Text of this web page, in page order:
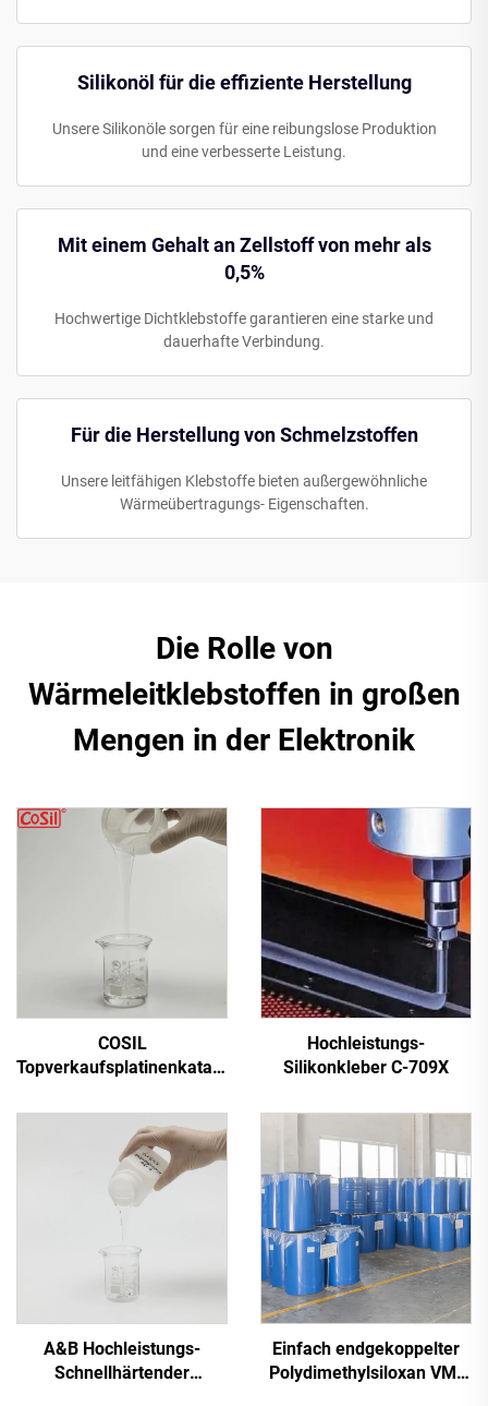
Silikonöl für die effiziente Herstellung
Unsere Silikonöle sorgen für eine reibungslose Produktion
und eine verbesserte Leistung.
Mit einem Gehalt an Zellstoff von mehr als
0,5%
Hochwertige Dichtklebstoffe garantieren eine starke und
dauerhafte Verbindung.
Für die Herstellung von Schmelzstoffen
Unsere leitfähigen Klebstoffe bieten außergewöhnliche
Wärmeübertragungs- Eigenschaften.
Die Rolle von
Wärmeleitklebstoffen in großen
Mengen in der Elektronik
COSIL
Topverkaufsplatinenkatalysator
Hochleistungs-
Silikonkleber C-709X
A&B Hochleistungs-
Schnellhärtender
Einfach endgekoppelter
Polydimethylsiloxan VM-